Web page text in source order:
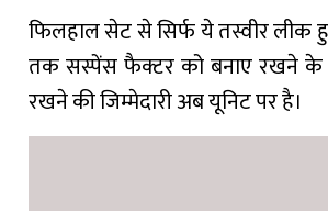
फिलहाल सेट से सिर्फ ये तस्वीर लीक
तक सस्पेंस फैक्टर को बनाए रखने के
रखने की जिम्मेदारी अब यूनिट पर है।